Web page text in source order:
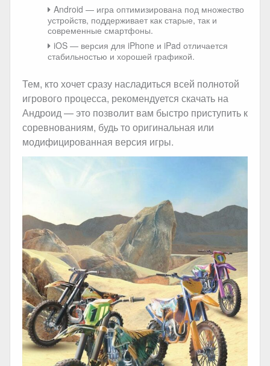
Android — игра оптимизирована под множество
устройств, поддерживает как старые, так и
современные смартфоны.
iOS — версия для iPhone и iPad отличается
стабильностью и хорошей графикой.
Тем, кто хочет сразу насладиться всей полнотой
игрового процесса, рекомендуется скачать на
Андроид — это позволит вам быстро приступить к
соревнованиям, будь то оригинальная или
модифицированная версия игры.